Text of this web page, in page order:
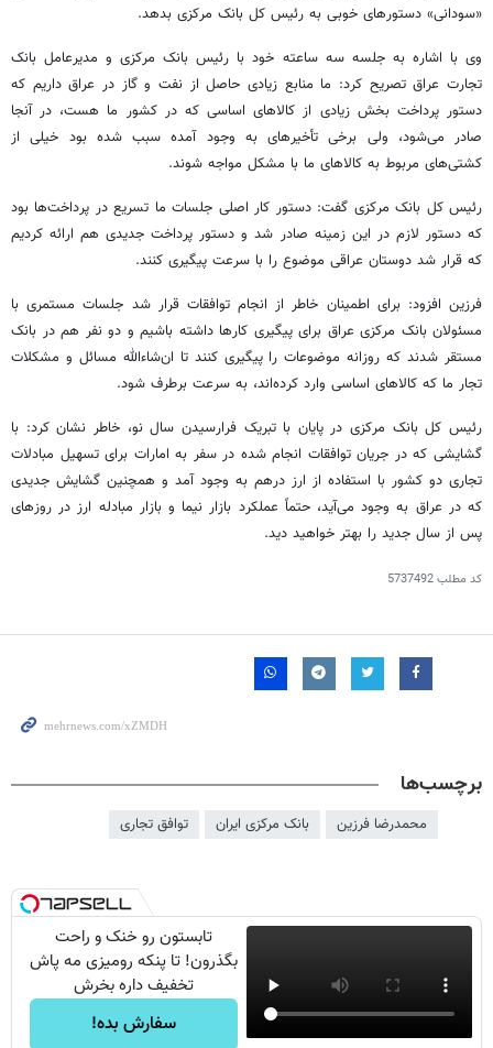
«سودانی» دستورهای خوبی به رئیس کل بانک مرکزی بدهد.
وی با اشاره به جلسه سه ساعته خود با رئیس بانک مرکزی و مدیرعامل بانک
تجارت عراق تصریح کرد: ما منابع زیادی حاصل از نفت و گاز در عراق داریم که
دستور پرداخت بخش زیادی از کالاهای اساسی که در کشور ما هست، در آنجا
صادر می‌شود، ولی برخی تأخیرهای به وجود آمده سبب شده بود خیلی از
کشتی‌های مربوط به کالاهای ما با مشکل مواجه شوند.
رئیس کل بانک مرکزی گفت: دستور کار اصلی جلسات ما تسریع در پرداخت‌ها بود
که دستور لازم در این زمینه صادر شد و دستور پرداخت جدیدی هم ارائه کردیم
که قرار شد دوستان عراقی موضوع را با سرعت پیگیری کنند.
فرزین افزود: برای اطمینان خاطر از انجام توافقات قرار شد جلسات مستمری با
مسئولان بانک مرکزی عراق برای پیگیری کارها داشته باشیم و دو نفر هم در بانک
مستقر شدند که روزانه موضوعات را پیگیری کنند تا ان‌شاءالله مسائل و مشکلات
تجار ما که کالاهای اساسی وارد کرده‌اند، به سرعت برطرف شود.
رئیس کل بانک مرکزی در پایان با تبریک فرارسیدن سال نو، خاطر نشان کرد: با
گشایشی که در جریان توافقات انجام شده در سفر به امارات برای تسهیل مبادلات
تجاری دو کشور با استفاده از ارز درهم به وجود آمد و همچنین گشایش جدیدی
که در عراق به وجود می‌آید، حتماً عملکرد بازار نیما و بازار مبادله ارز در روزهای
پس از سال جدید را بهتر خواهید دید.
کد مطلب5737492
برچسب‌ها
محمدرضا فرزین بانک مرکزی ایران توافق تجاری
تابستون رو خنک و راحت
بگذرون! تا پنکه رومیزی مه پاش
تخفیف داره بخرش
سفارش بده!